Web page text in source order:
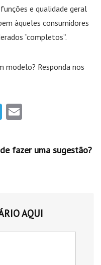
e qualidade geral
àqueles consumidores
“completos”.
modelo? Responda nos
Te
gr
a
ai
l
fazer uma sugestão?
AQUI